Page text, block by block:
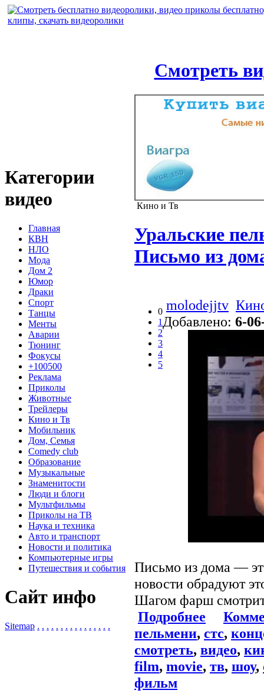
Смотреть
Категории
видео
Главная
КВН
НЛО
Мода
Дом 2
Юмор
Драки
Спорт
Танцы
Менты
Аварии
Тюнинг
Фокусы
+100500
Реклама
Приколы
Животные
Трейлеры
Кино и Тв
Мобильник
Дом, Семья
Comedy club
Образование
Музыкальные
Знаменитости
Люди и блоги
Мультфильмы
Приколы на ТВ
Наука и техника
Авто и транспорт
Новости и политика
Компьютерные игры
Путешествия и события
Сайт инфо
Sitemap . . . . . . . . . . . . . . . .
Кино и Тв
Уральские
Письмо из
0
1
2
3
4
5
molodejjtv
Добавлено: 6-
Письмо из дома —
новости обрадуют
Шагом фарш
Подробнее
пельмени, стс,
смотреть, видео,
film, movie, тв, шоу,
фильм